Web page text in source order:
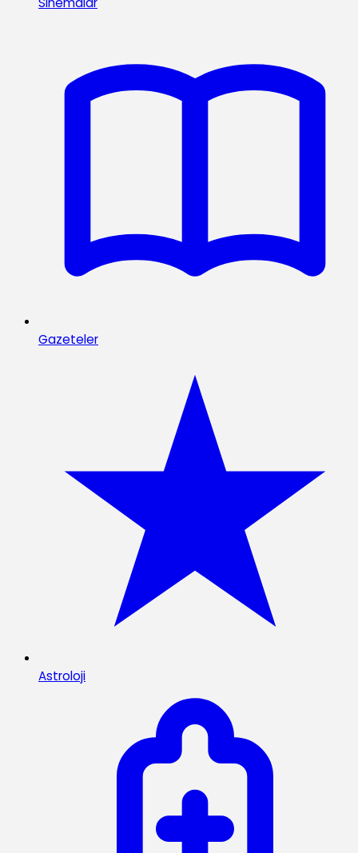
Gazeteler
Astroloji